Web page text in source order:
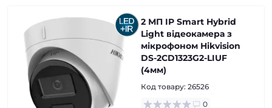
2 МП IP Smart Hybrid
Light відеокамера з
мікрофоном Hikvision
DS-2CD1323G2-LIUF
(4мм)
Код товару: 26526
0